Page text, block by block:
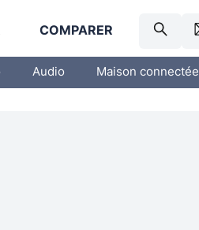
COMPARER
Audio Maison connectée